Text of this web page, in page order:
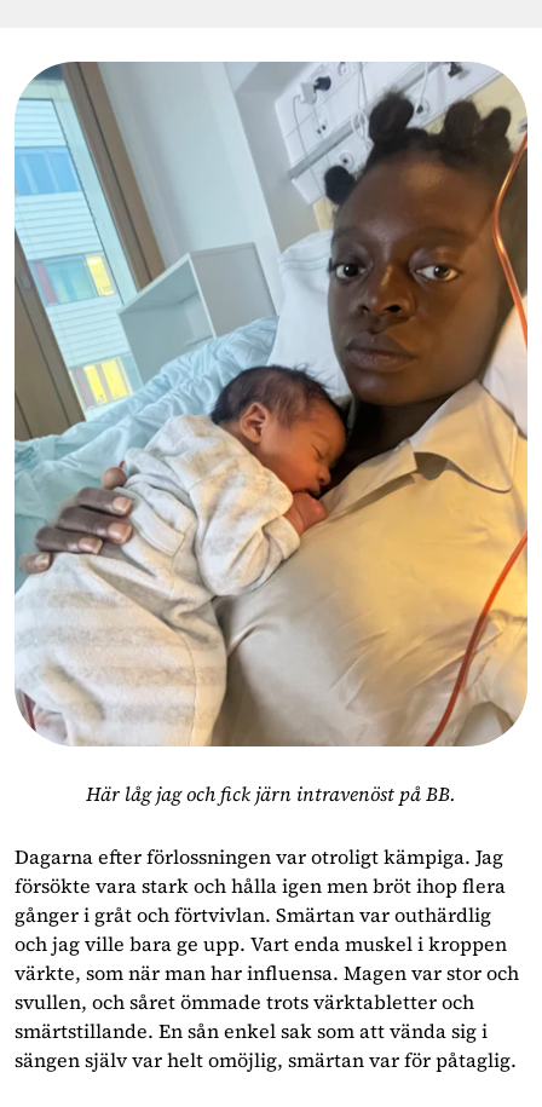
Här låg jag och fick järn intravenöst på BB.
Dagarna efter förlossningen var otroligt kämpiga. Jag
försökte vara stark och hålla igen men bröt ihop flera
gånger i gråt och förtvivlan. Smärtan var outhärdlig
och jag ville bara ge upp. Vart enda muskel i kroppen
värkte, som när man har influensa. Magen var stor och
svullen, och såret ömmade trots värktabletter och
smärtstillande. En sån enkel sak som att vända sig i
sängen själv var helt omöjlig, smärtan var för påtaglig.